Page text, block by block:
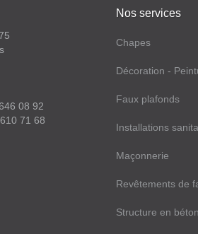
08 92
71 68
Nos services
Chapes
Décoration -
Faux plafonds
Installations
Maçonnerie
Revêtements de
Structure en béton